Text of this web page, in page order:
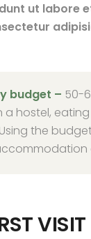
ut labore
budget – 50-
a hostel,
the
VISIT